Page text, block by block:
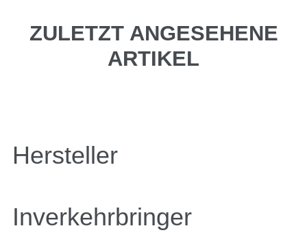
ZULETZT ANGESEHENE
ARTIKEL
Hersteller
Inverkehrbringer